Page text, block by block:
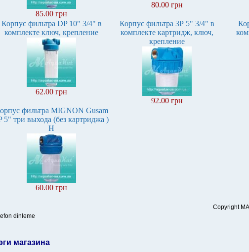
85.00 грн
80.00 грн
Корпус фильтра DP 10" 3/4" в
комплекте ключ, крепление
62.00 грн
Корпус фильтра 3Р 5" 3/4" в
комплекте картридж, ключ,
крепление
92.00 грн
фильтра MIGNON Gusam
5" три выхода (без картриджа )
H
60.00 грн
Copyright
dinleme
магазина